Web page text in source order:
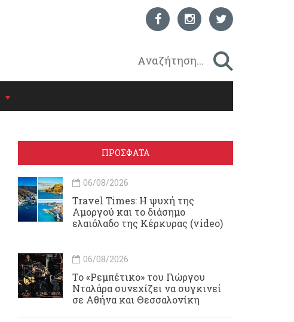
ΠΡΟΣΦΑΤΑ
06/08/2026
Travel Times: H ψυχή της
Αμοργού και το διάσημο
ελαιόλαδο της Κέρκυρας (video)
06/08/2026
Το «Ρεμπέτικο» του Γιώργου
Νταλάρα συνεχίζει να συγκινεί
σε Αθήνα και Θεσσαλονίκη